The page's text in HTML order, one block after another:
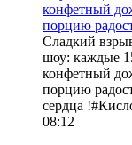
конфетный
порцию
Сладкий
шоу: каждые
конфетный
порцию
сердца
08:12